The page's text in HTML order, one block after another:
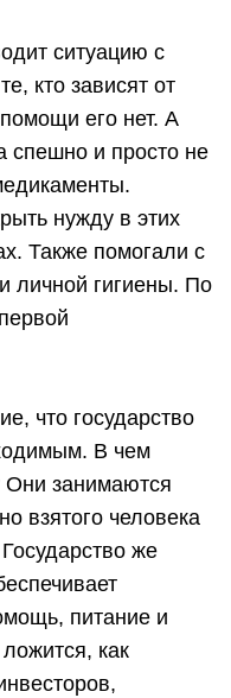
ситуацию с
кто зависят от
его нет. А
спешно и просто не
нужду в этих
Также помогали с
личной гигиены. По
что государство
В чем
Они занимаются
взятого человека
же
питание и
как